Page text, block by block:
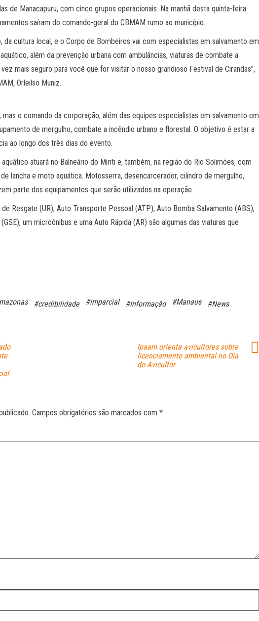
de Manacapuru, com cinco grupos operacionais. Na manhã desta quinta-feira
saíram do comando-geral do CBMAM rumo ao município.
da cultura local, e o Corpo de Bombeiros vai com especialistas em salvamento em
além da prevenção urbana com ambulâncias, viaturas de combate a
mais seguro para você que for visitar o nosso grandioso Festival de Cirandas”,
Orleilso Muniz.
o comando da corporação, além das equipes especialistas em salvamento em
de mergulho, combate a incêndio urbano e florestal. O objetivo é estar a
ao longo dos três dias do evento.
atuará no Balneário do Miriti e, também, na região do Rio Solimões, com
lancha e moto aquática. Motosserra, desencarcerador, cilindro de mergulho,
parte dos equipamentos que serão utilizados na operação.
Resgate (UR), Auto Transporte Pessoal (ATP), Auto Bomba Salvamento (ABS),
um microônibus e uma Auto Rápida (AR) são algumas das viaturas que
#credibilidade #imparcial #Informação #Manaus
#News
Ipaam orienta avicultores sobre
licenciamento ambiental no Dia
do Avicultor
Campos obrigatórios são marcados com *